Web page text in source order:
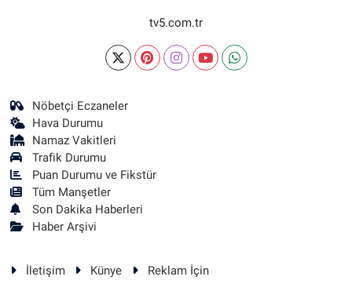
tv5.com.tr
Nöbetçi Eczaneler
Hava Durumu
Namaz Vakitleri
Trafik Durumu
Puan Durumu ve Fikstür
Tüm Manşetler
Son Dakika Haberleri
Haber Arşivi
İletişim Künye Reklam İçin